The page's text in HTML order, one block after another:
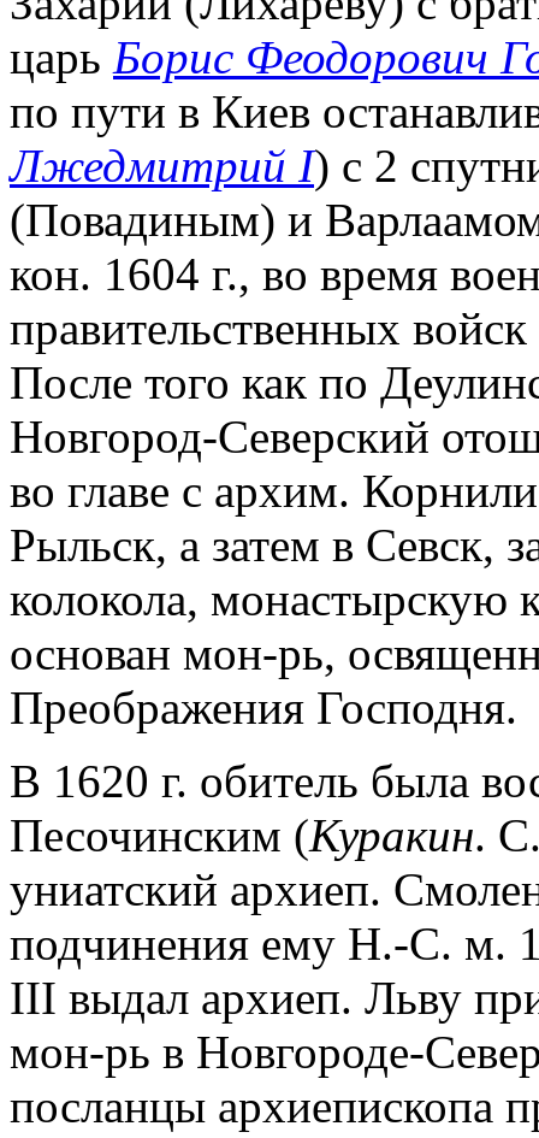
царь Борис Феодорович
по пути в Киев
Лжедмитрий I) с 2
(Повадиным) и
кон. 1604 г., во время
правительственных
После того как по
Новгород-Северский
во главе с архим.
Рыльск, а затем в Севск,
колокола, монастырскую
основан мон-рь,
Преображения Господня.
В 1620 г. обитель была
Песочинским (Куракин.
униатский архиеп.
подчинения ему Н.-С. м.
III выдал архиеп. Льву
мон-рь в Новгороде-
посланцы архиепископа